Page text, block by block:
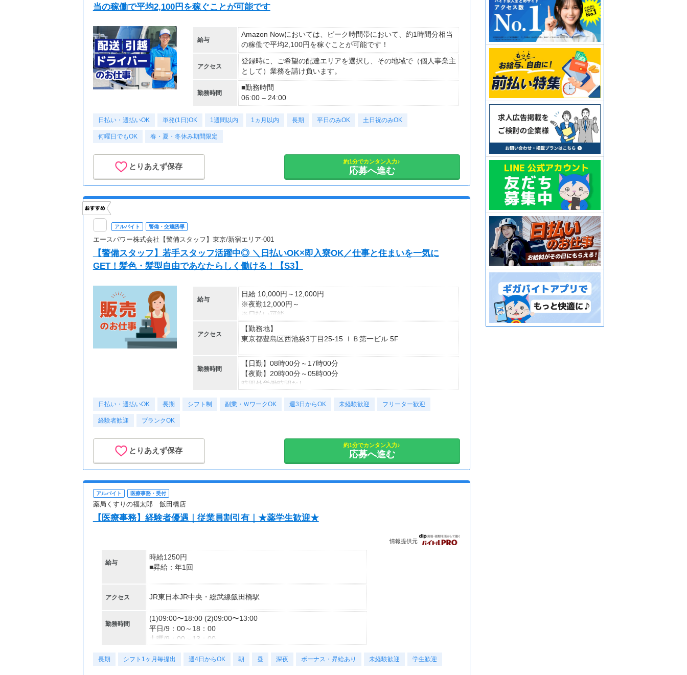
当の稼働で平均2,100円を稼ぐことが可能です
給与
Amazon Nowにおいては、ピーク時間帯において、約1時間分相当
の稼働で平均2,100円を稼ぐことが可能です！
アクセス
登録時に、ご希望の配達エリアを選択し、その地域で（個人事業主
として）業務を請け負います。
勤務時間
■勤務時間
06:00 – 24:00
日払い・週払いOK 単発(1日)OK 1週間以内 1ヵ月以内 長期 平日のみOK 土日祝のみOK
何曜日でもOK 春・夏・冬休み期間限定
とりあえず保存
約1分でカンタン入力♪
応募へ進む
アルバイト 警備・交通誘導
エースパワー株式会社【警備スタッフ】東京/新宿エリア-001
【警備スタッフ】若手スタッフ活躍中◎ ＼日払いOK×即入寮OK／仕事と住まいを一気に
GET！髪色・髪型自由であなたらしく働ける！【S3】
給与
日給 10,000円～12,000円
※夜勤12,000円～
※日払い可能
アクセス
【勤務地】
東京都豊島区西池袋3丁目25-15 ＩＢ第一ビル 5F
＊アクセス
JR各線「池袋」駅から徒歩5分
勤務時間
【日勤】08時00分～17時00分
【夜勤】20時00分～05時00分
時間外労働時間なし
週3日～勤務OK！
日払い・週払いOK 長期 シフト制 副業・ＷワークOK 週3日からOK 未経験歓迎 フリーター歓迎
経験者歓迎 ブランクOK
とりあえず保存
約1分でカンタン入力♪
応募へ進む
アルバイト 医療事務・受付
薬局くすりの福太郎 飯田橋店
【医療事務】経験者優遇｜従業員割引有｜★薬学生歓迎★
情報提供元
給与
時給1250円
■昇給：年1回
一部支給
アクセス JR東日本JR中央・総武線飯田橋駅
勤務時間
(1)09:00〜18:00 (2)09:00〜13:00
平日/9：00～18：00
土曜/9：00～13：00
【必須】
長期 シフト1ヶ月毎提出 週4日からOK 朝 昼 深夜 ボーナス・昇給あり 未経験歓迎 学生歓迎